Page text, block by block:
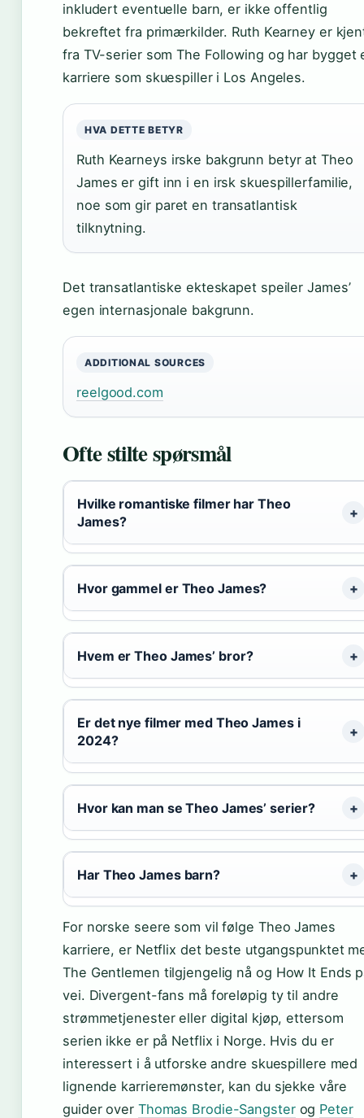
inkludert eventuelle barn, er ikke offentlig
bekreftet fra primærkilder. Ruth Kearney er
fra TV-serier som The Following og har bygget
karriere som skuespiller i Los Angeles.
HVA DETTE BETYR
Ruth Kearneys irske bakgrunn betyr at Theo
James er gift inn i en irsk skuespillerfamilie,
noe som gir paret en transatlantisk
tilknytning.
Det transatlantiske ekteskapet speiler James’
egen internasjonale bakgrunn.
ADDITIONAL SOURCES
reelgood.com
Ofte stilte spørsmål
Hvilke romantiske filmer har Theo
James?
Hvor gammel er Theo James?
Hvem er Theo James’ bror?
Er det nye filmer med Theo James i
2024?
Hvor kan man se Theo James’ serier?
Har Theo James barn?
For norske seere som vil følge Theo James
karriere, er Netflix det beste utgangspunktet
The Gentlemen tilgjengelig nå og How It Ends
vei. Divergent-fans må foreløpig ty til andre
strømmetjenester eller digital kjøp, ettersom
serien ikke er på Netflix i Norge. Hvis du er
interessert i å utforske andre skuespillere med
lignende karrieremønster, kan du sjekke våre
guider over Thomas Brodie-Sangsterog Peter